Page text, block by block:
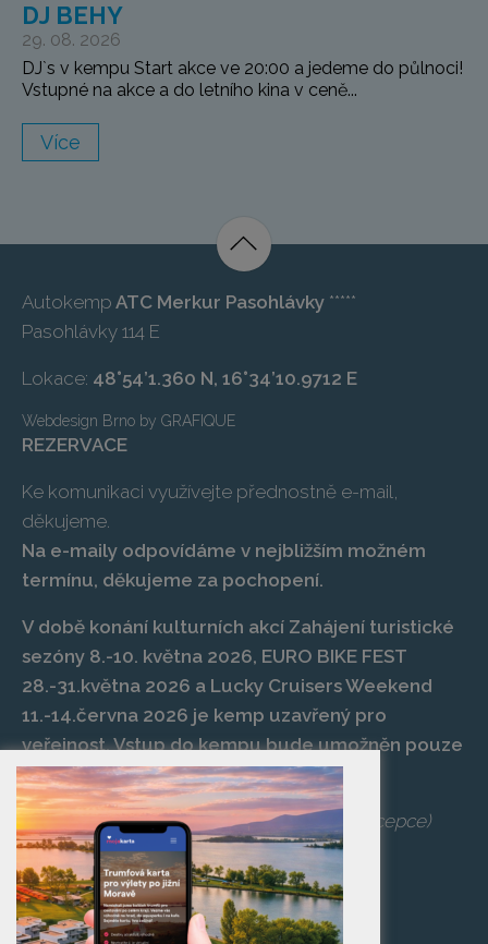
DJ BEHY
29. 08. 2026
DJ`s v kempu Start akce ve 20:00 a jedeme do půlnoci!
Vstupné na akce a do letního kina v ceně...
Více
Autokemp ATC Merkur Pasohlávky *****
Pasohlávky 114 E
Lokace: 48°54’1.360 N, 16°34’10.9712 E
Webdesign Brno by GRAFIQUE
REZERVACE
Ke komunikaci využívejte přednostně e-mail,
děkujeme.
Na e-maily odpovídáme v nejbližším možném
termínu, děkujeme za pochopení.
V době konání kulturních akcí Zahájení turistické
sezóny 8.-10. května 2026, EURO BIKE FEST
28.-31.května 2026 a Lucky Cruisers Weekend
11.-14.června 2026 je kemp uzavřený pro
veřejnost. Vstup do kempu bude umožněn pouze
po zaplacení vstupenky na danou akci.
Telefon:+420 519 427 714,539 029 266
(recepce)
E-mail:camp@pasohlavky.cz